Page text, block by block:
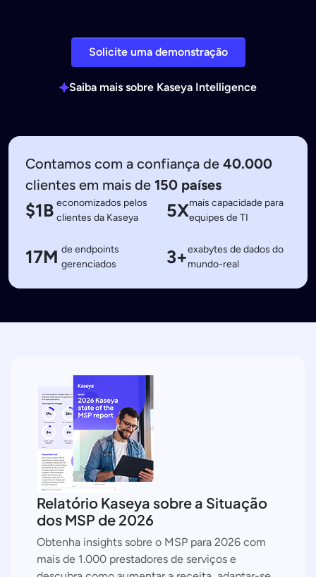
Solicite uma demonstração
Saiba mais sobre Kaseya Intelligence
Contamos com a confiança de 40.000
clientes em mais de 150 países
$1B economizados pelos
clientes da Kaseya
5Xmais capacidade para
equipes de TI
17M de endpoints
gerenciados
3+exabytes de dados do
mundo-real
Relatório Kaseya sobre a Situação
dos MSP de 2026
Obtenha insights sobre o MSP para 2026 com
mais de 1.000 prestadores de serviços e